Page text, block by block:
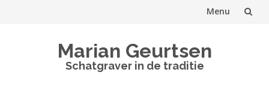
Menu
Marian Geurtsen
Schatgraver in de traditie